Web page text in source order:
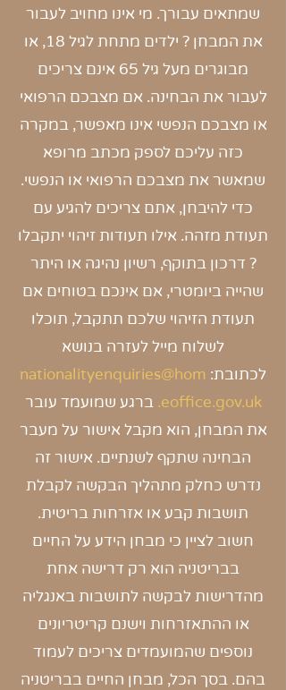
שמתאים עבורך. מי אינו מחויב לעבור
את המבחן ? ילדים מתחת לגיל 18, או
מבוגרים מעל גיל 65 אינם צריכים
לעבור את הבחינה. אם מצבכם הרפואי
או מצבכם הנפשי אינו מאפשר, במקרה
כזה עליכם לספק מכתב מרופא
שמאשר את מצבכם הרפואי או הנפשי.
כדי להיבחן, אתם צריכים להגיע עם
תעודת מזהה. אילו תעודות זיהוי יתקבלו
? דרכון בתוקף, רשיון נהיגה או היתר
שהייה ביומטרי, אם אינכם בטוחים אם
תעודת הזיהוי שלכם תתקבל, תוכלו
לשלוח מייל לעזרה בנושא
לכתובת: nationalityenquiries@hom
eoffice.gov.uk. ברגע שמועמד עובר
את המבחן, הוא מקבל אישור על מעבר
הבחינה שתקף לשנתיים. אישור זה
נדרש כחלק מתהליך הבקשה לקבלת
תושבות קבע או אזרחות בריטית.
חשוב לציין כי מבחן הידע על החיים
בבריטניה הוא רק דרישה אחת
מהדרישות לבקשה לתושבות באנגליה
או ההתאזרחות וישנם קריטריונים
נוספים שהמועמדים צריכים לעמוד
בהם. בסך הכל, מבחן החיים בבריטניה